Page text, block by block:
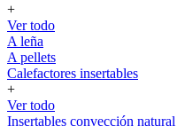
+
Ver todo
A leña
A pellets
Calefactores insertables
+
Ver todo
Insertables convección natural